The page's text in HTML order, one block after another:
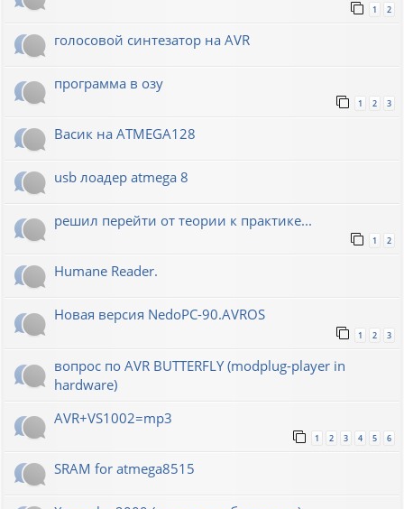
1 2
голосовой синтезатор на AVR
программа в озу
1 2 3
Васик на ATMEGA128
usb лоадер atmega 8
решил перейти от теории к практике...
1 2
Humane Reader.
Новая версия NedoPC-90.AVROS
1 2 3
вопрос по AVR BUTTERFLY (modplug-player in
hardware)
AVR+VS1002=mp3
1 2 3 4 5 6
SRAM for atmega8515